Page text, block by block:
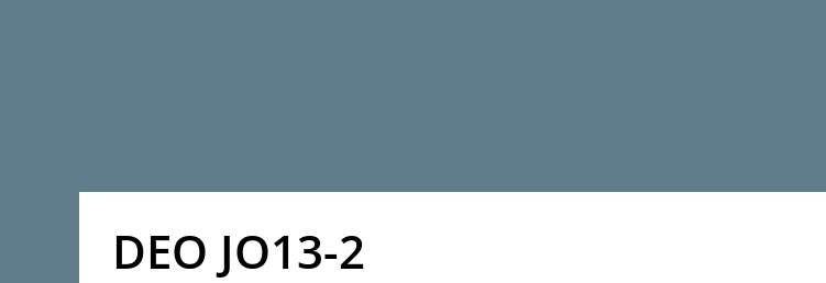
DEO JO13-2